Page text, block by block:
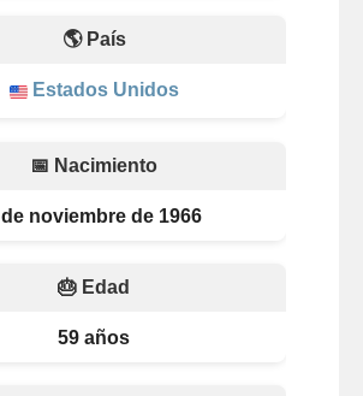
🌎 País
Estados Unidos
📅 Nacimiento
noviembre de 1966
🎂 Edad
59 años